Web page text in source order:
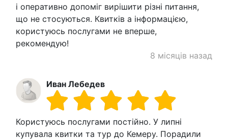
і оперативно допоміг вирішити різні питання,
що не стосуються. Квитків а інформацією,
користуюсь послугами не вперше,
рекомендую!
8 місяців назад
Иван Лебедев
Користуюсь послугами постійно. У липні
купувала квитки та тур до Кемеру. Порадили